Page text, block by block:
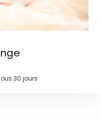
30 jours